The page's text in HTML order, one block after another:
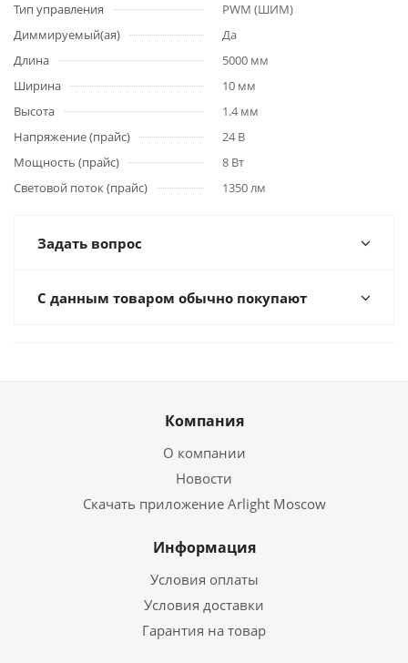
Тип управления
PWM (ШИМ)
Диммируемый(ая)
Да
Длина
5000 мм
Ширина
10 мм
Высота
1.4 мм
Напряжение (прайс)
24 В
Мощность (прайс)
8 Вт
Световой поток (прайс)
1350 лм
Задать вопрос
С данным товаром обычно покупают
Компания
О компании
Новости
Скачать приложение Arlight Moscow
Информация
Условия оплаты
Условия доставки
Гарантия на товар